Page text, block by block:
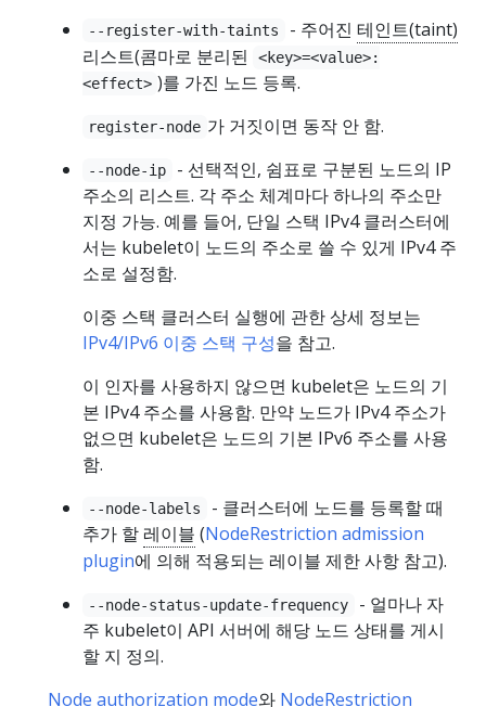
--register-with-taints - 주어진 테인트(taint)
리스트(콤마로 분리된
<key>=<value>:
<effect> )를 가진 노드 등록.
register-node 가 거짓이면 동작 안 함.
--node-ip
- 선택적인, 쉼표로 구분된 노드의 IP
주소의 리스트. 각 주소 체계마다 하나의 주소만
지정 가능. 예를 들어, 단일 스택 IPv4 클러스터에
서는 kubelet이 노드의 주소로 쓸 수 있게 IPv4 주
소로 설정함.
이중 스택 클러스터 실행에 관한 상세 정보는
IPv4/IPv6 이중 스택 구성을 참고.
이 인자를 사용하지 않으면 kubelet은 노드의 기
본 IPv4 주소를 사용함. 만약 노드가 IPv4 주소가
없으면 kubelet은 노드의 기본 IPv6 주소를 사용
함.
--node-labels
- 클러스터에 노드를 등록할 때
추가 할 레이블 (NodeRestriction admission
plugin에 의해 적용되는 레이블 제한 사항 참고).
--node-status-update-frequency
- 얼마나 자
주 kubelet이 API 서버에 해당 노드 상태를 게시
할 지 정의.
Node authorization mode와 NodeRestriction